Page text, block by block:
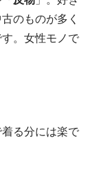
のものが多く
。女性モノで
る分には楽で